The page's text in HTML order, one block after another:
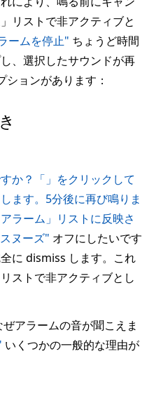
リストで非アクティブと
ームを停止" ちょうど時間
、選択したサウンドが再
ョンがあります：
か？「」をクリックして
ます。5分後に再び鳴りま
ラーム」リストに反映さ
ヌーズ" オフにしたいです
に dismiss します。これ
ストで非アクティブとし
ぜアラームの音が聞こえま
いくつかの一般的な理由が